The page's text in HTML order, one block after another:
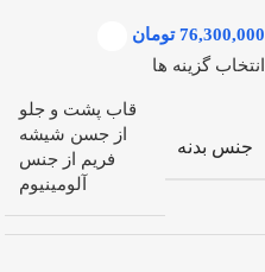
تومان
انتخاب گزینه ها
جنس بدنه
قاب پشت و جلو
از جسن شیشه
فریم از جنس
آلومینیوم